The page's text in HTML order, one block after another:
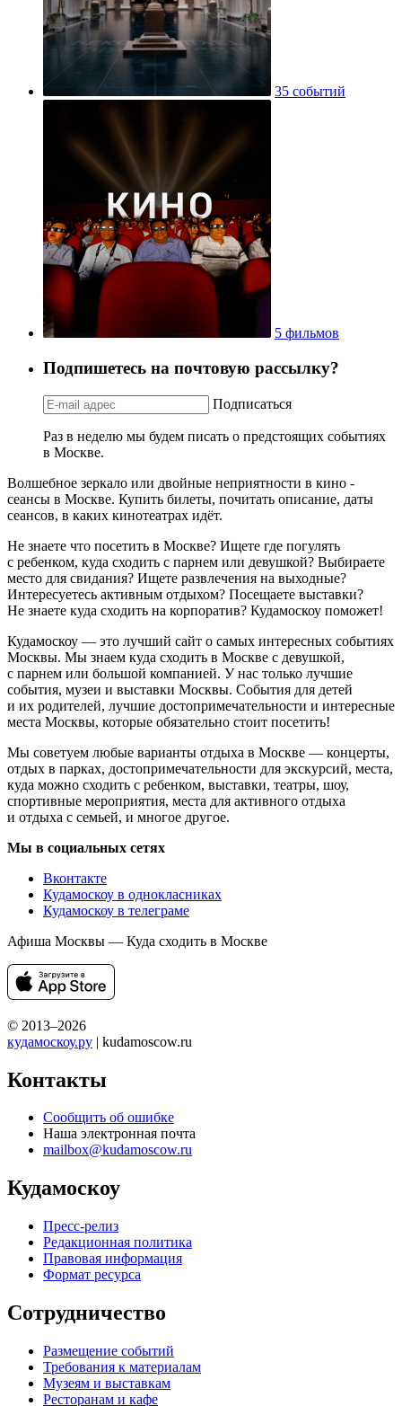
35 событий
5 фильмов
Подпишетесь на почтовую рассылку?
Подписаться
Раз в неделю мы будем писать о предстоящих событиях
в Москве.
Волшебное зеркало или двойные неприятности в кино -
сеансы в Москве. Купить билеты, почитать описание, даты
сеансов, в каких кинотеатрах идёт.
Не знаете что посетить в Москве? Ищете где погулять
с ребенком, куда сходить с парнем или девушкой? Выбираете
место для свидания? Ищете развлечения на выходные?
Интересуетесь активным отдыхом? Посещаете выставки?
Не знаете куда сходить на корпоратив? Кудамоскоу поможет!
Кудамоскоу — это лучший сайт о самых интересных событиях
Москвы. Мы знаем куда сходить в Москве с девушкой,
с парнем или большой компанией. У нас только лучшие
события, музеи и выставки Москвы. События для детей
и их родителей, лучшие достопримечательности и интересные
места Москвы, которые обязательно стоит посетить!
Мы советуем любые варианты отдыха в Москве — концерты,
отдых в парках, достопримечательности для экскурсий, места,
куда можно сходить с ребенком, выставки, театры, шоу,
спортивные мероприятия, места для активного отдыха
и отдыха с семьей, и многое другое.
Мы в социальных сетях
Вконтакте
Кудамоскоу в однокласниках
Кудамоскоу в телеграме
Афиша Москвы — Куда сходить в Москве
© 2013–2026
кудамоскоу.ру | kudamoscow.ru
Контакты
Сообщить об ошибке
Наша электронная почта
mailbox@kudamoscow.ru
Кудамоскоу
Пресс-релиз
Редакционная политика
Правовая информация
Формат ресурса
Сотрудничество
Размещение событий
Требования к материалам
Музеям и выставкам
Ресторанам и кафе